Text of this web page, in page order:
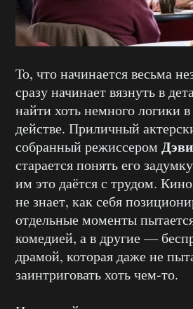
То, что начинается весьма
сразу начинает вязнуть в
найти хоть немного логики
действе. Приличный
собранный режиссером
старается понять его
им это даётся с трудом.
не знает, как себя
отдельные моменты
комедией, а в другие —
драмой, которая даже не
заинтриговать хоть чем-то.